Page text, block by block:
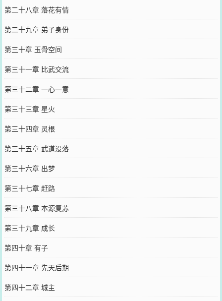
第二十八章 落花有情
第二十九章 弟子身份
第三十章 玉骨空间
第三十一章 比武交流
第三十二章 一心一意
第三十三章 星火
第三十四章 灵根
第三十五章 武道没落
第三十六章 出梦
第三十七章 赶路
第三十八章 本源复苏
第三十九章 成长
第四十章 有子
第四十一章 先天后期
第四十二章 城主